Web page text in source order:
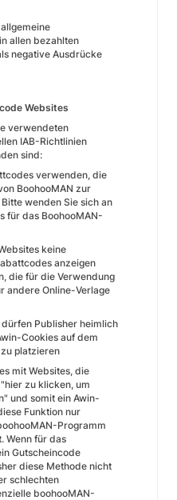
allen bezahlten
negative Ausdrücke
Websites
verwendeten
IAB-Richtlinien
sind:
verwenden, die
BoohooMAN zur
wenden Sie sich an
für das BoohooMAN-
keine
anzeigen
die für die Verwendung
andere Online-Verlage
Publisher heimlich
Cookies auf dem
platzieren
mit Websites, die
zu klicken, um
und somit ein Awin-
Funktion nur
Programm
Wenn für das
Gutscheincode
diese Methode nicht
schlechten
boohooMAN-